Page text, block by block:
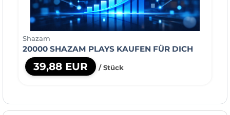
Shazam
20000 SHAZAM PLAYS KAUFEN FÜR DICH
39,88 EUR / Stück